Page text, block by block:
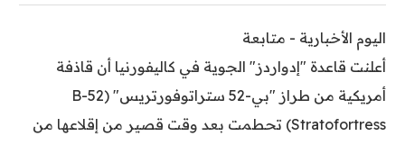
اليوم الأخبارية - متابعة
أعلنت قاعدة "إدواردز" الجوية في كاليفورنيا أن قاذفة
أمريكية من طراز "بي-52 ستراتوفورتريس" (B-52
Stratofortress) تحطمت بعد وقت قصير من إقلاعها من